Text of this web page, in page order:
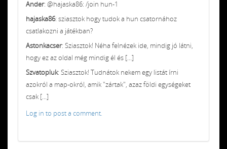
Ander: @hajaska86: /join hun-1
hajaska86: sziasztok hogy tudok a hun csatornához
csatlakozni a játékban?
Astonkacser: Sziasztok! Néha felnézek ide, mindig jó látni,
hogy ez az oldal még mindig él és [...]
Szvatopluk: Sziasztok! Tudnátok nekem egy listát írni
azokról a map-okról, amik "zártak", azaz földi egységeket
csak [...]
Log in to post a comment.